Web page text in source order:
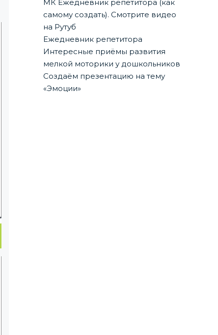
МК Ежедневник репетитора (как
самому создать). Смотрите видео
на Рутуб
Ежедневник репетитора
Интересные приёмы развития
мелкой моторики у дошкольников
Создаём презентацию на тему
«Эмоции»